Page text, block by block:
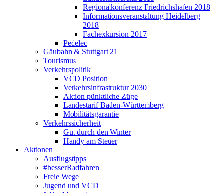
Regionalkonferenz Friedrichshafen 2018
Informationsveranstaltung Heidelberg
2018
Fachexkursion 2017
Pedelec
Gäubahn & Stuttgart 21
Tourismus
Verkehrspolitik
VCD Position
Verkehrsinfrastruktur 2030
Aktion pünktliche Züge
Landestarif Baden-Württemberg
Mobilitätsgarantie
Verkehrssicherheit
Gut durch den Winter
Handy am Steuer
Aktionen
Ausflugstipps
#besserRadfahren
Freie Wege
Jugend und VCD